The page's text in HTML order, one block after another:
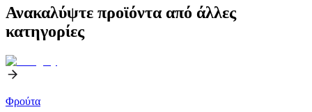
Ανακαλύψτε προϊόντα από άλλες
κατηγορίες
Φρούτα